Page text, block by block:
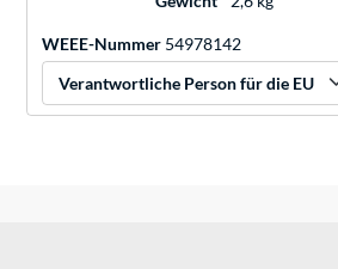
WEEE-Nummer 54978142
Verantwortliche Person für die EU